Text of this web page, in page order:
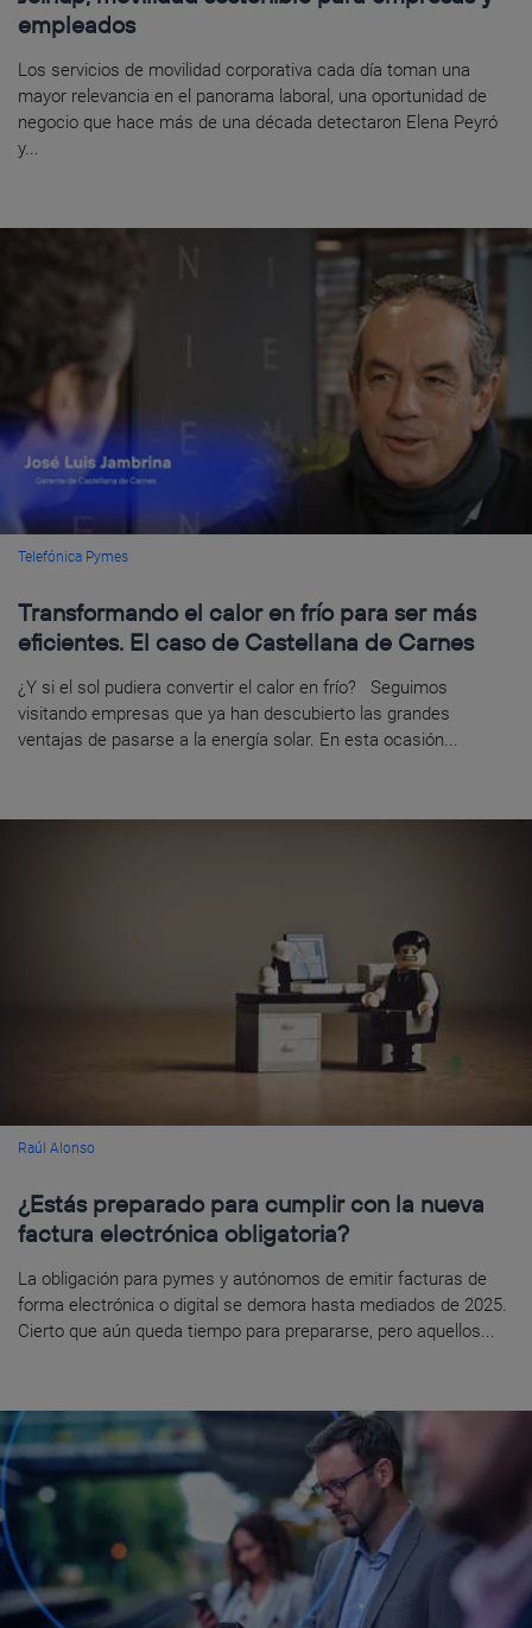
empleados
Los servicios de movilidad corporativa cada día toman una
mayor relevancia en el panorama laboral, una oportunidad de
negocio que hace más de una década detectaron Elena Peyró
y...
Telefónica Pymes
Transformando el calor en frío para ser más
eficientes. El caso de Castellana de Carnes
¿Y si el sol pudiera convertir el calor en frío? Seguimos
visitando empresas que ya han descubierto las grandes
ventajas de pasarse a la energía solar. En esta ocasión...
Raúl Alonso
¿Estás preparado para cumplir con la nueva
factura electrónica obligatoria?
La obligación para pymes y autónomos de emitir facturas de
forma electrónica o digital se demora hasta mediados de 2025.
Cierto que aún queda tiempo para prepararse, pero aquellos...